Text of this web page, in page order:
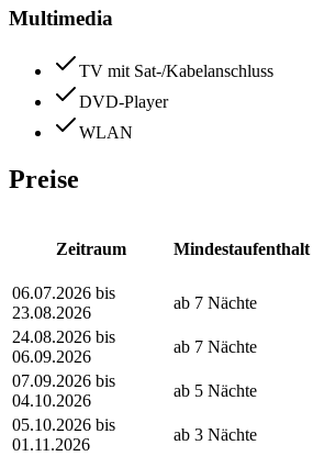
Multimedia
TV mit Sat-/Kabelanschluss
DVD-Player
WLAN
Preise
Zeitraum Mindestaufenthalt
06.07.2026 bis
23.08.2026
ab 7 Nächte
24.08.2026 bis
06.09.2026
ab 7 Nächte
07.09.2026 bis
04.10.2026
ab 5 Nächte
05.10.2026 bis
01.11.2026
ab 3 Nächte